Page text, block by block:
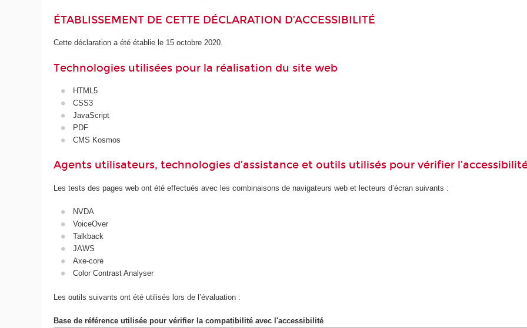
ÉTABLISSEMENT DE CETTE DÉCLARATION D’ACCESSIBILITÉ
Cette déclaration a été établie le 15 octobre 2020.
Technologies utilisées pour la réalisation du site web
HTML5
CSS3
JavaScript
PDF
CMS Kosmos
Agents utilisateurs, technologies d’assistance et outils utilisés pour vérifier
Les tests des pages web ont été effectués avec les combinaisons de navigateurs web et lecteurs d’écran suivants :
NVDA
VoiceOver
Talkback
JAWS
Axe-core
Color Contrast Analyser
Les outils suivants ont été utilisés lors de l’évaluation :
Base de référence utilisée pour vérifier la compatibilité avec l'accessibilité